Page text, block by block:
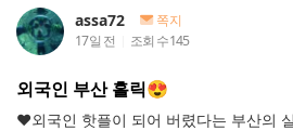
assa72
쪽지
17일 전
조회 수145
외국인 부산 홀릭😍
♥외국인 핫플이 되어 버렸다는 부산의